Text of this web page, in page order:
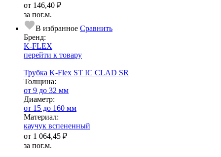
от 146,40 ₽
за пог.м.
В избранное Сравнить
Бренд:
K-FLEX
перейти к товару
Трубка K-Flex ST IС CLAD SR
Тол­щи­на:
от 9 до 32 мм
Диаметр:
от 15 до 160 мм
Ма­­те­­ри­­ал:
каучук вспененный
от 1 064,45 ₽
за пог.м.